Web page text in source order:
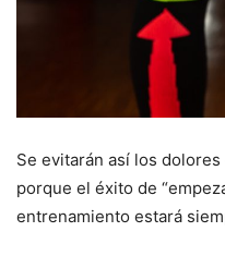
Se evitarán así los
porque el éxito de
entrenamiento estará